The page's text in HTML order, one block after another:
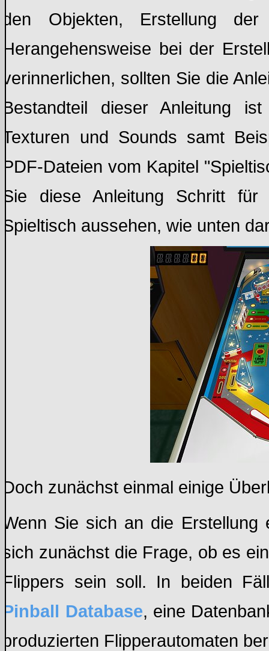
den Objekten, Erstellung
Herangehensweise bei der
verinnerlichen, sollten Sie die
Bestandteil dieser Anleitung
Texturen und Sounds samt
PDF-Dateien vom Kapitel
Sie diese Anleitung Schritt
Spieltisch aussehen, wie unten
Doch zunächst einmal einige
Wenn Sie sich an die Erstellung
sich zunächst die Frage, ob es
Flippers sein soll. In beiden
Pinball Database, eine
produzierten Flipperautomaten